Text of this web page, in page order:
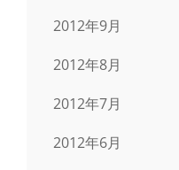
2012年9月
2012年8月
2012年7月
2012年6月